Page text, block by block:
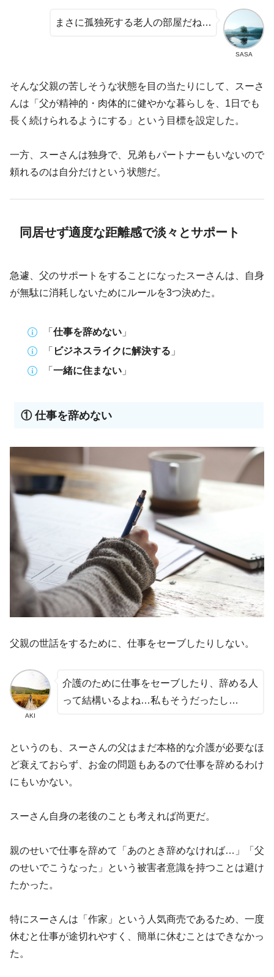
SASA
まさに孤独死する老人の部屋だね…
そんな父親の苦しそうな状態を目の当たりにして、スーさ
んは「父が精神的・肉体的に健やかな暮らしを、1日でも
長く続けられるようにする」という目標を設定した。
一方、スーさんは独身で、兄弟もパートナーもいないので
頼れるのは自分だけという状態だ。
同居せず適度な距離感で淡々とサポート
急遽、父のサポートをすることになったスーさんは、自身
が無駄に消耗しないためにルールを3つ決めた。
「 仕事を辞めない」
「 ビジネスライクに解決する 」
「 一緒に住まない」
① 仕事を辞めない
父親の世話をするために、仕事をセーブしたりしない。
AKI
介護のために仕事をセーブしたり、辞める人
って結構いるよね…私もそうだったし…
というのも、スーさんの父はまだ本格的な介護が必要なほ
ど衰えておらず、お金の問題もあるので仕事を辞めるわけ
にもいかない。
スーさん自身の老後のことも考えれば尚更だ。
親のせいで仕事を辞めて「あのとき辞めなければ…」「父
のせいでこうなった」という被害者意識を持つことは避け
たかった。
特にスーさんは「作家」という人気商売であるため、一度
休むと仕事が途切れやすく、簡単に休むことはできなかっ
た。